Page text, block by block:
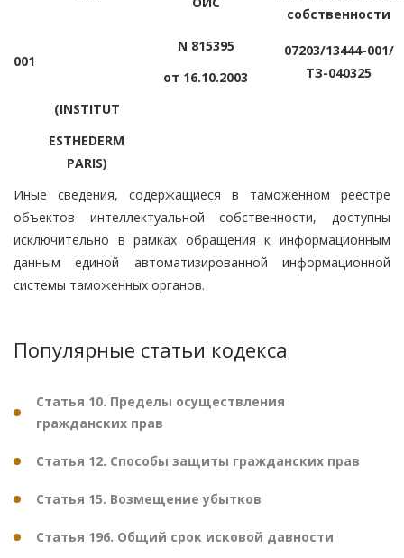
собственности
001
N 815395
от 16.10.2003
07203/13444-001/
ТЗ-040325
(INSTITUT
ESTHEDERM
PARIS)
Иные сведения, содержащиеся в таможенном реестре
объектов интеллектуальной собственности, доступны
исключительно в рамках обращения к информационным
данным единой автоматизированной информационной
системы таможенных органов.
Популярные статьи кодекса
Статья 10. Пределы осуществления
гражданских прав
Статья 12. Способы защиты гражданских прав
Статья 15. Возмещение убытков
Статья 196. Общий срок исковой давности